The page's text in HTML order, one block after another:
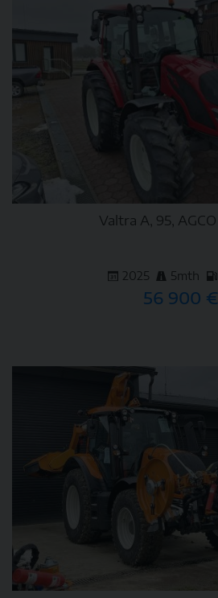
Valtra A, 95,
2025 5mth
56 900 €